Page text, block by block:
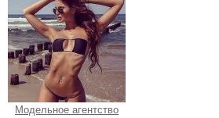
Модельное агентство